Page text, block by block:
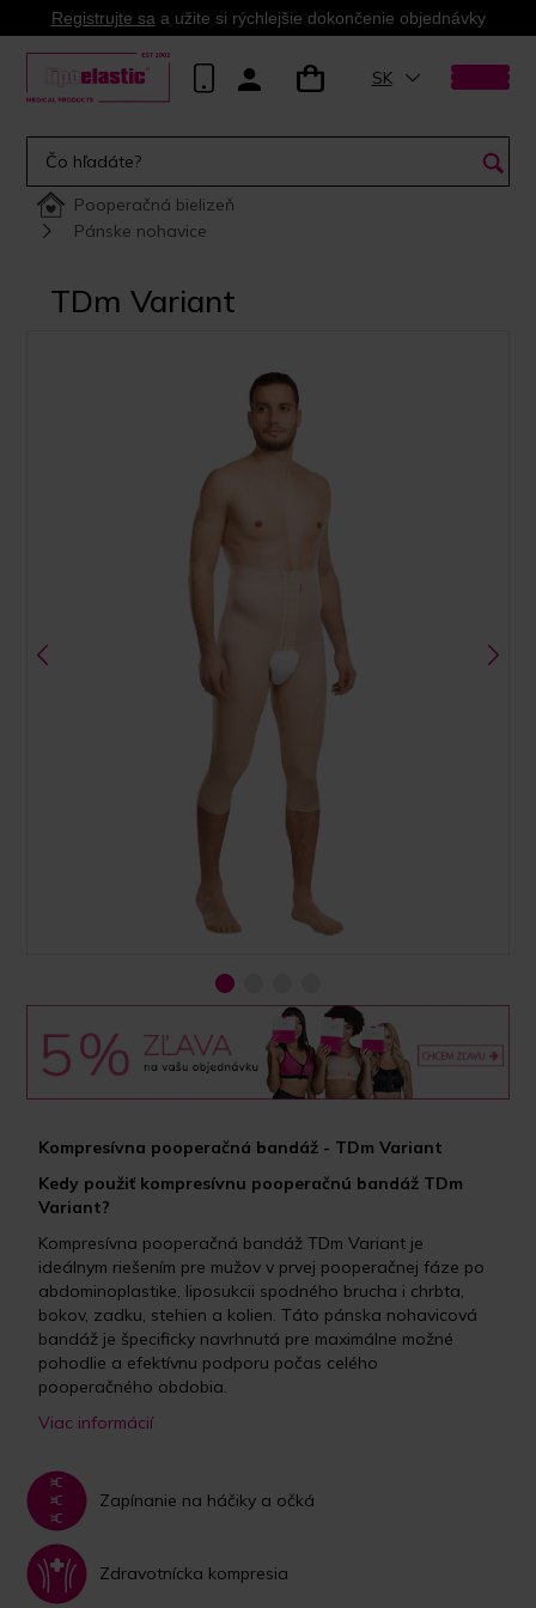
Registrujte sa a užite si rýchlejšie dokončenie objednávky
SK
Pooperačná bielizeň
Pánske nohavice
TDm Variant
Kompresívna pooperačná bandáž - TDm Variant
Kedy použiť kompresívnu pooperačnú bandáž TDm
Variant?
Kompresívna pooperačná bandáž TDm Variant je
ideálnym riešením pre mužov v prvej pooperačnej fáze po
abdominoplastike, liposukcii spodného brucha i chrbta,
bokov, zadku, stehien a kolien. Táto pánska nohavicová
bandáž je špecificky navrhnutá pre maximálne možné
pohodlie a efektívnu podporu počas celého
pooperačného obdobia.
Viac informácií
Zapínanie na háčiky a očká
Zdravotnícka kompresia